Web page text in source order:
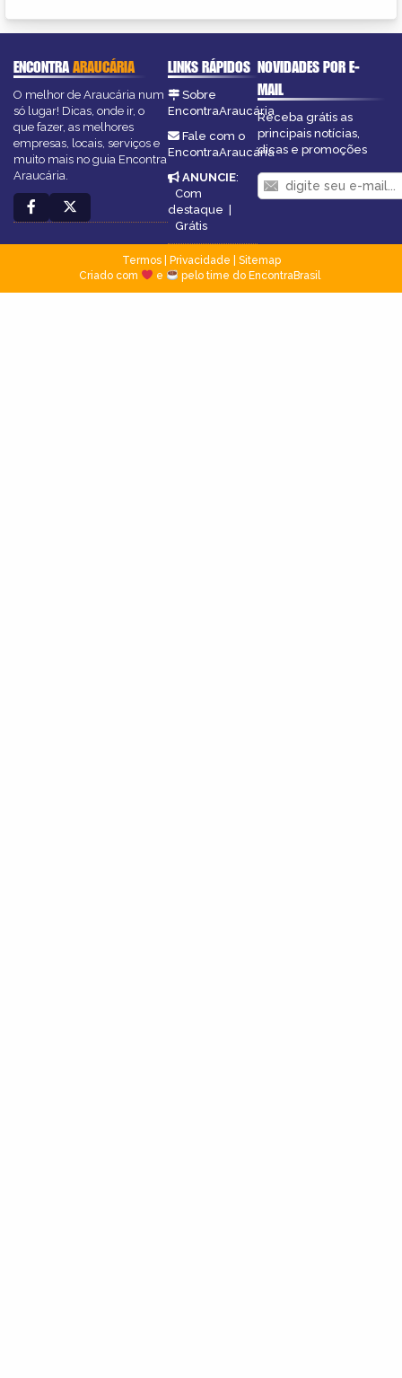
ENCONTRAARAUCÁRIA
O melhor de Araucária num
só lugar! Dicas, onde ir, o
que fazer, as melhores
empresas, locais, serviços e
muito mais no guia Encontra
Araucária.
LINKS RÁPIDOS
Sobre
EncontraAraucária
Fale com o
EncontraAraucária
ANUNCIE:
Com
destaque |
Grátis
NOVIDADES POR E-
MAIL
Receba grátis as
principais notícias,
dicas e promoções
Termos| Privacidade
Sitemap
Criado com
e pelo time do EncontraBrasil